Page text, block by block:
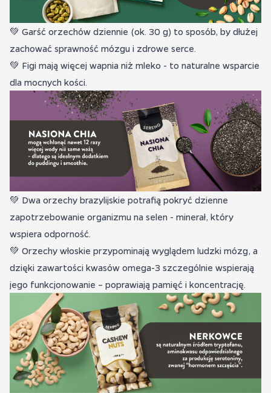
💚 Garść orzechów dziennie (ok. 30 g) to sposób, by dłużej
zachować sprawność mózgu i zdrowe serce.
💚 Figi mają więcej wapnia niż mleko - to naturalne wsparcie
dla mocnych kości.
💚 Dwa orzechy brazylijskie potrafią pokryć dzienne
zapotrzebowanie organizmu na selen - minerał, który
wspiera odporność.
💚 Orzechy włoskie przypominają wyglądem ludzki mózg, a
dzięki zawartości kwasów omega-3 szczególnie wspierają
jego funkcjonowanie – poprawiają pamięć i koncentrację.